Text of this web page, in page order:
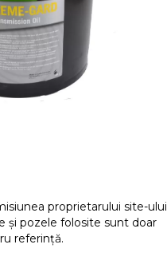
proprietarului site-ului
și pozele folosite sunt doar
referință.